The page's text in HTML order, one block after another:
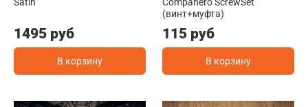
1495 руб
В корзину
(винт+муфта)
115 руб
В корзину